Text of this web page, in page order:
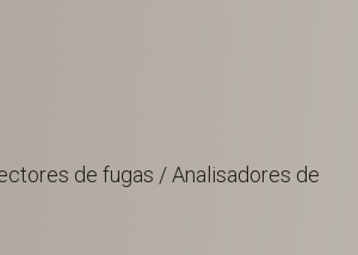
de fugas / Analisadores de